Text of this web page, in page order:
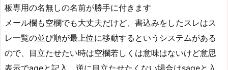
板専用の名無しの名前が勝手に付きます
メール欄も空欄でも大丈夫だけど、書込みをしたスレはス
レ一覧の並び順が最上位に移動するというシステムがある
ので、目立たせたい時は空欄若しくは意味はないけど意思